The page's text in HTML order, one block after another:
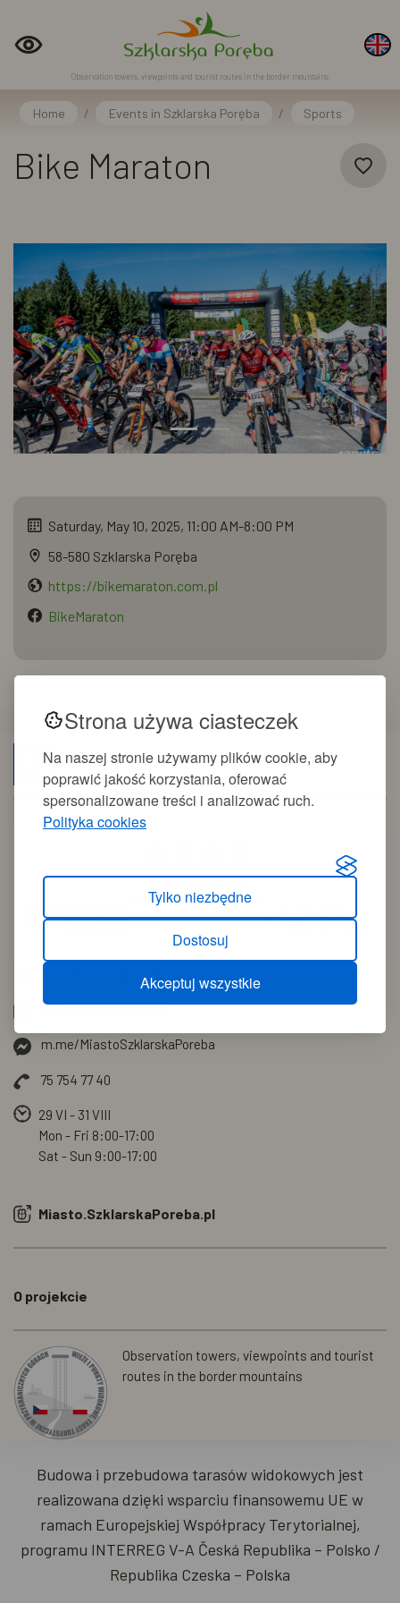
Strona używa ciasteczek
Na naszej stronie używamy plików cookie, aby
poprawić jakość korzystania, oferować
spersonalizowane treści i analizować ruch.
Polityka cookies
Tylko niezbędne
Dostosuj
Akceptuj wszystkie
Observation towers, viewpoints and tourist routes in the border mountains
Home / Events in Szklarska Poręba / Sports
Bike Maraton
Saturday, May 10, 2025, 11:00 AM-8:00 PM
58-580 Szklarska Poręba
https://bikemaraton.com.pl
BikeMaraton
Tourist information
ul. Jedności Narodowej 1A
it@szklarskaporeba.pl
m.me/MiastoSzklarskaPoreba
75 754 77 40
29 VI - 31 VIII
Mon - Fri 8:00-17:00
Sat - Sun 9:00-17:00
Miasto.SzklarskaPoreba.pl
O projekcie
Observation towers, viewpoints and tourist
routes in the border mountains
Budowa i przebudowa tarasów widokowych jest
realizowana dzięki wsparciu finansowemu UE w
ramach Europejskiej Współpracy Terytorialnej,
programu INTERREG V-A Česká Republika – Polsko /
Republika Czeska – Polska